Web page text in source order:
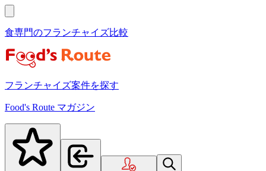
食専門のフランチャイズ比較
フランチャイズ案件を探す
Food's Route マガジン